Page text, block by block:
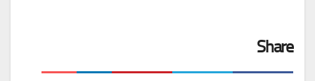
Share